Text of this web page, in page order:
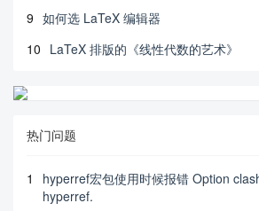
9 如何选 LaTeX 编辑器
10 LaTeX 排版的《线性代数的艺术》
热门问题
1
hyperref宏包使用时候报错 Option
hyperref.